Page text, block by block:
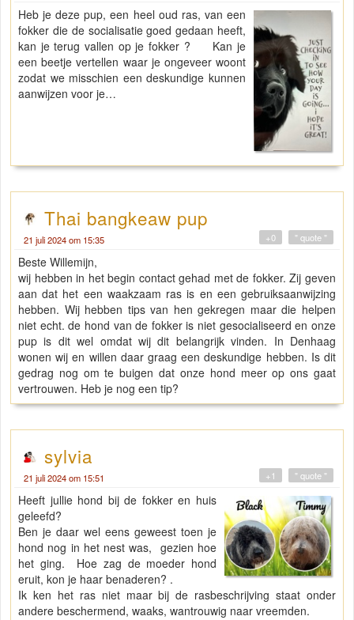
Heb je deze pup, een heel oud ras, van een
fokker die de socialisatie goed gedaan heeft,
kan je terug vallen op je fokker ? Kan je
een beetje vertellen waar je ongeveer woont
zodat we misschien een deskundige kunnen
aanwijzen voor je…
Thai bangkeaw pup
21 juli 2024 om 15:35 " quote "
+0
Beste Willemijn,
wij hebben in het begin contact gehad met de fokker. Zij geven
aan dat het een waakzaam ras is en een gebruiksaanwijzing
hebben. Wij hebben tips van hen gekregen maar die helpen
niet echt. de hond van de fokker is niet gesocialiseerd en onze
pup is dit wel omdat wij dit belangrijk vinden. In Denhaag
wonen wij en willen daar graag een deskundige hebben. Is dit
gedrag nog om te buigen dat onze hond meer op ons gaat
vertrouwen. Heb je nog een tip?
sylvia
21 juli 2024 om 15:51 " quote "
+1
Heeft jullie hond bij de fokker en huis
geleefd?
Ben je daar wel eens geweest toen je
hond nog in het nest was, gezien hoe
het ging. Hoe zag de moeder hond
eruit, kon je haar benaderen? .
Ik ken het ras niet maar bij de rasbeschrijving staat onder
andere beschermend, waaks, wantrouwig naar vreemden.